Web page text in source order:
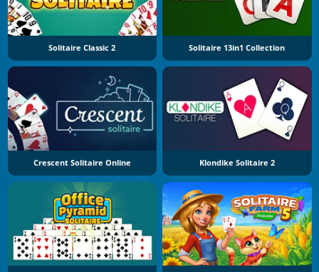
Solitaire Classic 2 Solitaire 13in1 Collection
Crescent Solitaire Online Klondike Solitaire 2